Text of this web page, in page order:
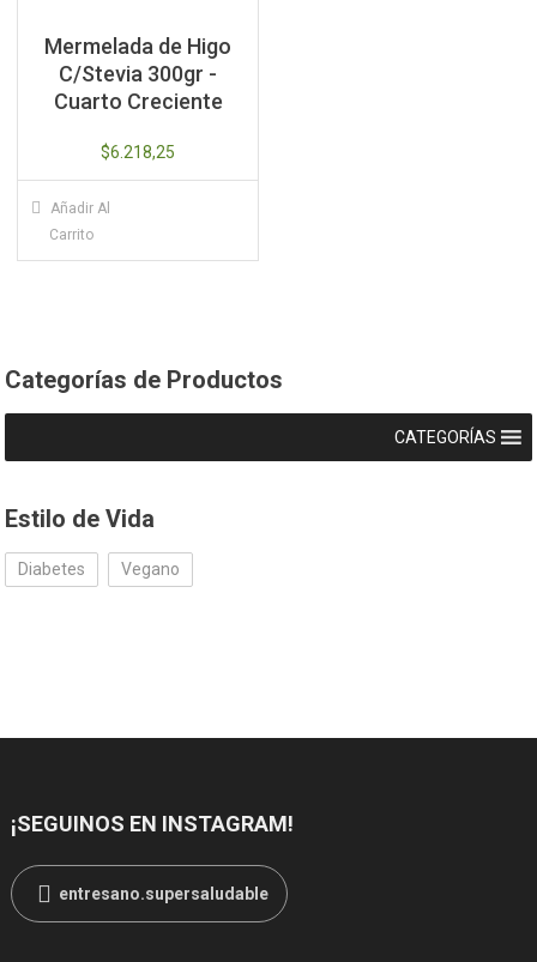
Mermelada de Higo
C/Stevia 300gr -
Cuarto Creciente
$6.218,25
Añadir Al
Carrito
Categorías de Productos
CATEGORÍAS
Estilo de Vida
Diabetes Vegano
¡SEGUINOS EN INSTAGRAM!
entresano.supersaludable